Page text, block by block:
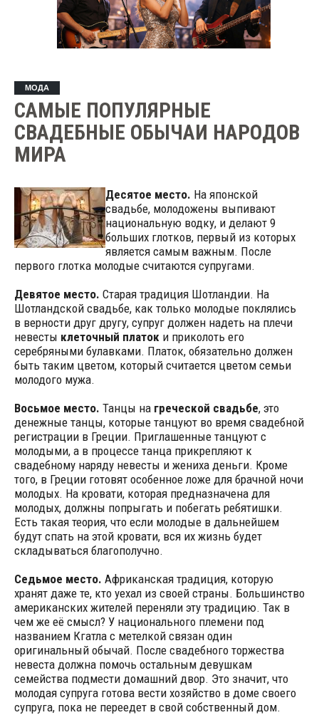
МОДА
САМЫЕ ПОПУЛЯРНЫЕ
СВАДЕБНЫЕ ОБЫЧАИ НАРОДОВ
МИРА
Десятое место. На японской
свадьбе, молодожены выпивают
национальную водку, и делают 9
больших глотков, первый из которых
является самым важным. После
первого глотка молодые считаются супругами.
Девятое место. Старая традиция Шотландии. На
Шотландской свадьбе, как только молодые поклялись
в верности друг другу, супруг должен надеть на плечи
невесты клеточный платоки приколоть его
серебряными булавками. Платок, обязательно должен
быть таким цветом, который считается цветом семьи
молодого мужа.
Восьмое место. Танцы на греческой свадьбе, это
денежные танцы, которые танцуют во время свадебной
регистрации в Греции. Приглашенные танцуют с
молодыми, а в процессе танца прикрепляют к
свадебному наряду невесты и жениха деньги. Кроме
того, в Греции готовят особенное ложе для брачной ночи
молодых. На кровати, которая предназначена для
молодых, должны попрыгать и побегать ребятишки.
Есть такая теория, что если молодые в дальнейшем
будут спать на этой кровати, вся их жизнь будет
складываться благополучно.
Седьмое место. Африканская традиция, которую
хранят даже те, кто уехал из своей страны. Большинство
американских жителей переняли эту традицию. Так в
чем же её смысл? У национального племени под
названием Кгатла с метелкой связан один
оригинальный обычай. После свадебного торжества
невеста должна помочь остальным девушкам
семейства подмести домашний двор. Это значит, что
молодая супруга готова вести хозяйство в доме своего
супруга, пока не переедет в свой собственный дом.